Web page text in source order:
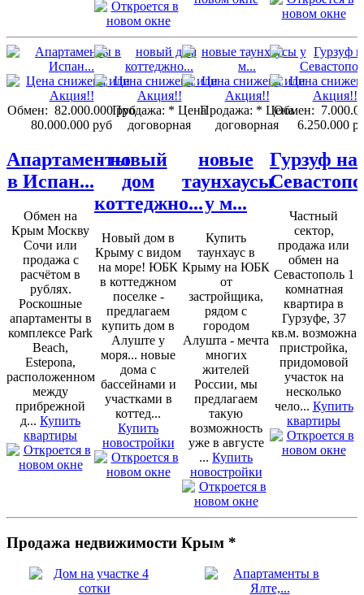
Обмен: 82.000.000 руб
80.000.000 руб
Апартаменты
в Испан...
Обмен на
Крым Москву
Сочи или
продажа с
расчётом в
рублях.
Роскошные
апартаменты в
комплексе Park
Beach,
Estepona,
расположенном
между
прибрежной
д... Купить
квартиры
Продажа: * Цена
договорная
новый
дом
коттеджно...
Новый дом в
Крыму с видом
на море! ЮБК
в коттеджном
поселке -
предлагаем
купить дом в
Алуште у
моря... новые
дома с
бассейнами и
участками в
коттед...
Купить
новостройки
Продажа: * Цена
договорная
новые
таунхаусы
у м...
Купить
таунхаус в
Крыму на ЮБК
от
застройщика,
рядом с
городом
Алушта - мечта
многих
жителей
России, мы
предлагаем
такую
возможность
уже в августе
... Купить
новостройки
Обмен:
6.250.000
Гурзуф на
Частный
сектор,
продажа или
обмен на
Севастополь 1
комнатная
квартира в
Гурзуфе, 37
кв.м. возможна
пристройка,
придомовой
участок на
несколько
чело... Купить
квартиры
Продажа недвижимости Крым *